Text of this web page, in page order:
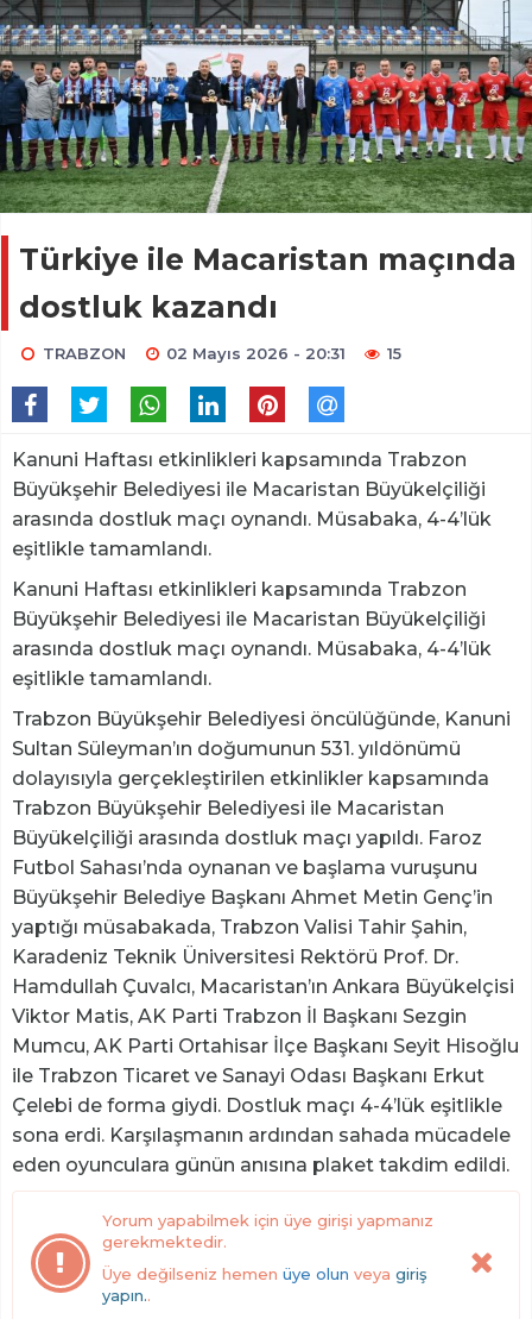
Türkiye ile Macaristan maçında
dostluk kazandı
TRABZON 02 Mayıs 2026 - 20:31 15
Kanuni Haftası etkinlikleri kapsamında Trabzon
Büyükşehir Belediyesi ile Macaristan Büyükelçiliği
arasında dostluk maçı oynandı. Müsabaka, 4-4’lük
eşitlikle tamamlandı.
Kanuni Haftası etkinlikleri kapsamında Trabzon
Büyükşehir Belediyesi ile Macaristan Büyükelçiliği
arasında dostluk maçı oynandı. Müsabaka, 4-4’lük
eşitlikle tamamlandı.
Trabzon Büyükşehir Belediyesi öncülüğünde, Kanuni
Sultan Süleyman’ın doğumunun 531. yıldönümü
dolayısıyla gerçekleştirilen etkinlikler kapsamında
Trabzon Büyükşehir Belediyesi ile Macaristan
Büyükelçiliği arasında dostluk maçı yapıldı. Faroz
Futbol Sahası’nda oynanan ve başlama vuruşunu
Büyükşehir Belediye Başkanı Ahmet Metin Genç’in
yaptığı müsabakada, Trabzon Valisi Tahir Şahin,
Karadeniz Teknik Üniversitesi Rektörü Prof. Dr.
Hamdullah Çuvalcı, Macaristan’ın Ankara Büyükelçisi
Viktor Matis, AK Parti Trabzon İl Başkanı Sezgin
Mumcu, AK Parti Ortahisar İlçe Başkanı Seyit Hisoğlu
ile Trabzon Ticaret ve Sanayi Odası Başkanı Erkut
Çelebi de forma giydi. Dostluk maçı 4-4’lük eşitlikle
sona erdi. Karşılaşmanın ardından sahada mücadele
eden oyunculara günün anısına plaket takdim edildi.
Yorum yapabilmek için üye girişi yapmanız
gerekmektedir.
Üye değilseniz hemen üye olun veya giriş
yapın..